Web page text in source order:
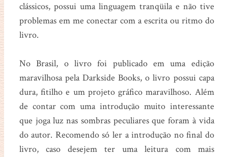
clássicos, possui uma linguagem tranqüila e não tive
problemas em me conectar com a escrita ou ritmo do
livro.
No Brasil, o livro foi publicado em uma edição
maravilhosa pela Darkside Books, o livro possui capa
dura, fitilho e um projeto gráfico maravilhoso. Além
de contar com uma introdução muito interessante
que joga luz nas sombras peculiares que foram à vida
do autor. Recomendo só ler a introdução no final do
livro, caso desejem ter uma leitura com mais